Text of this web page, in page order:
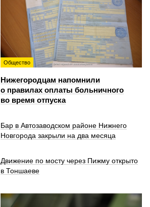
Общество
Нижегородцам напомнили
о правилах оплаты больничного
во время отпуска
Бар в Автозаводском районе Нижнего
Новгорода закрыли на два месяца
Движение по мосту через Пижму открыто
в Тоншаеве